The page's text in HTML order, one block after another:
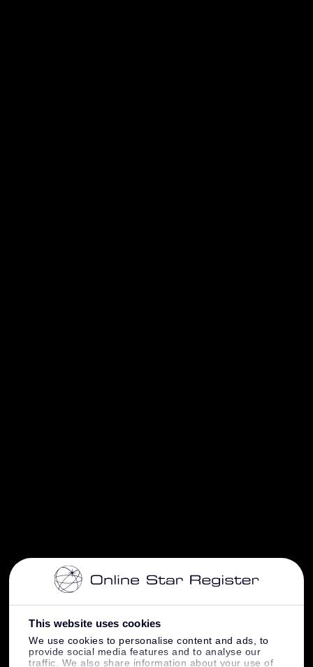
This website uses cookies
We use cookies to personalise content and ads, to
provide social media features and to analyse our
traffic. We also share information about your use of